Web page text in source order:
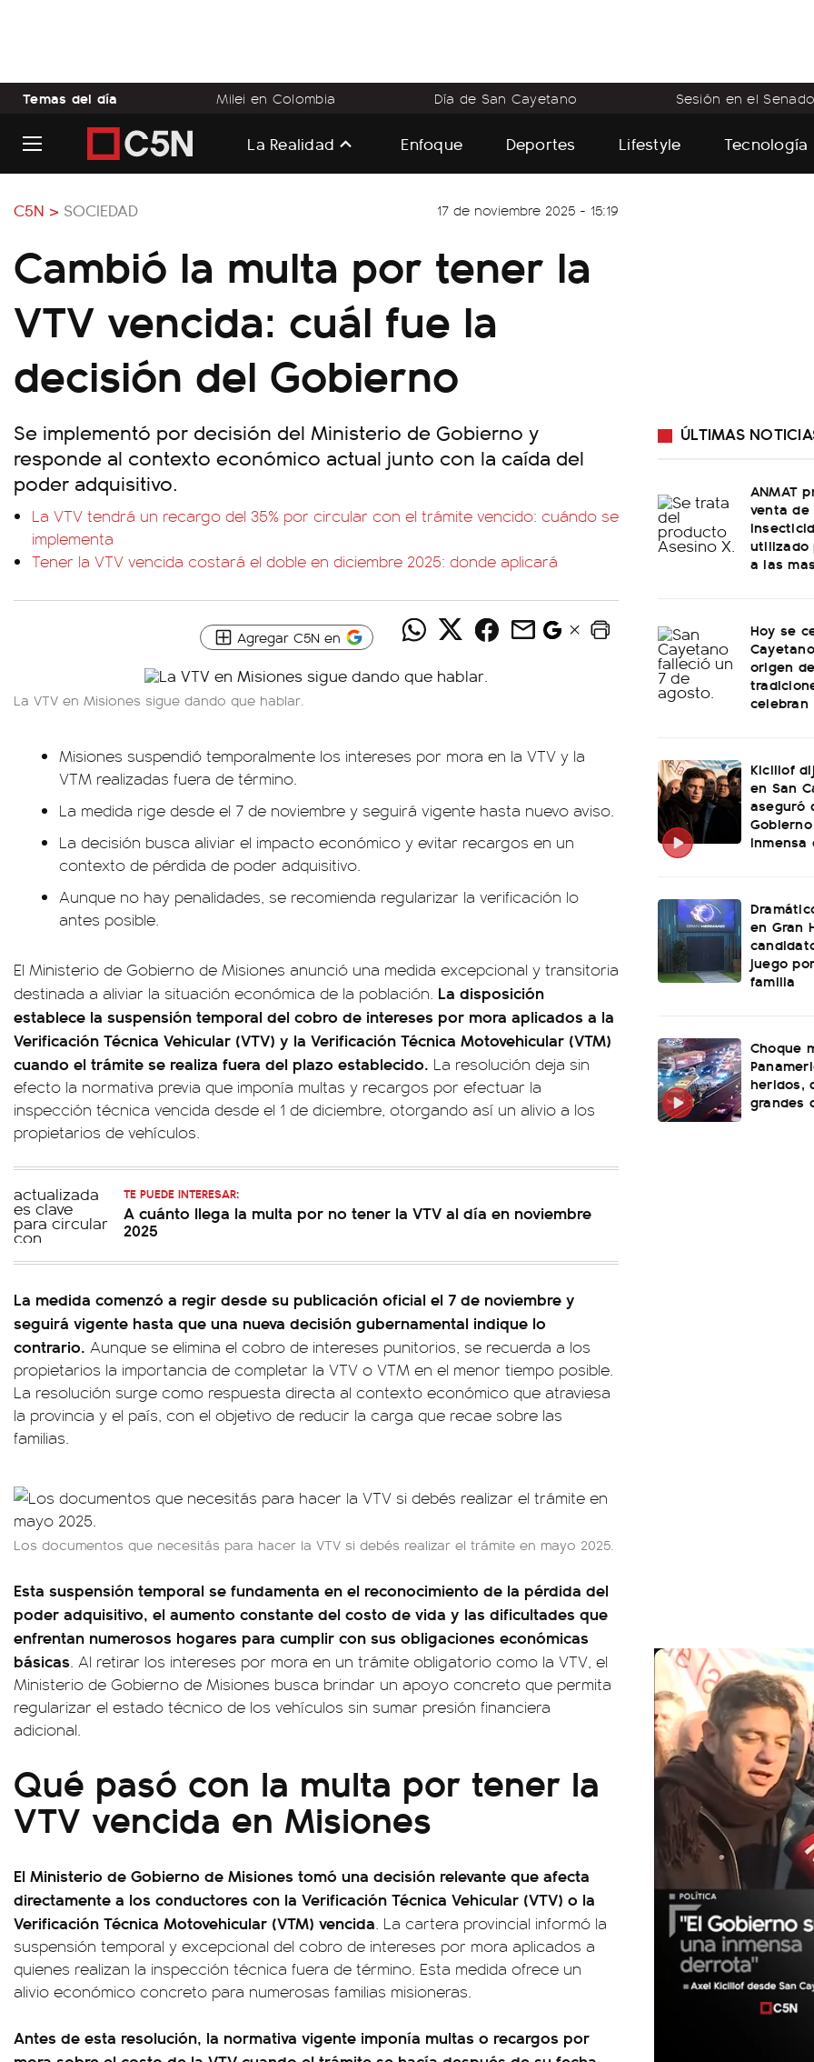
Temas del día Milei en Colombia Día de San Cayetano Sesión en el Senado
La Realidad Enfoque Deportes Lifestyle Tecnología
C5N > SOCIEDAD 17 de noviembre 2025 - 15:19
Cambió la multa por tener la
VTV vencida: cuál fue la
decisión del Gobierno
Se implementó por decisión del Ministerio de Gobierno y
responde al contexto económico actual junto con la caída del
poder adquisitivo.
La VTV tendrá un recargo del 35% por circular con el trámite vencido: cuándo se
implementa
Tener la VTV vencida costará el doble en diciembre 2025: donde aplicará
Agregar C5N en
La VTV en Misiones sigue dando que hablar.
Misiones suspendió temporalmente los intereses por mora en la VTV y la
VTM realizadas fuera de término.
La medida rige desde el 7 de noviembre y seguirá vigente hasta nuevo aviso.
La decisión busca aliviar el impacto económico y evitar recargos en un
contexto de pérdida de poder adquisitivo.
Aunque no hay penalidades, se recomienda regularizar la verificación lo
antes posible.
El Ministerio de Gobierno de Misiones anunció una medida excepcional y transitoria
destinada a aliviar la situación económica de la población. La disposición
establece la suspensión temporal del cobro de intereses por mora aplicados a la
Verificación Técnica Vehicular (VTV) y la Verificación Técnica Motovehicular (VTM)
cuando el trámite se realiza fuera del plazo establecido. La resolución deja sin
efecto la normativa previa que imponía multas y recargos por efectuar la
inspección técnica vencida desde el 1 de diciembre, otorgando así un alivio a los
propietarios de vehículos.
TE PUEDE INTERESAR:
A cuánto llega la multa por no tener la VTV al día en noviembre
2025
La medida comenzó a regir desde su publicación oficial el 7 de noviembre y
seguirá vigente hasta que una nueva decisión gubernamental indique lo
contrario. Aunque se elimina el cobro de intereses punitorios, se recuerda a los
propietarios la importancia de completar la VTV o VTM en el menor tiempo posible.
La resolución surge como respuesta directa al contexto económico que atraviesa
la provincia y el país, con el objetivo de reducir la carga que recae sobre las
familias.
Los documentos que necesitás para hacer la VTV si debés realizar el trámite en mayo 2025.
Esta suspensión temporal se fundamenta en el reconocimiento de la pérdida del
poder adquisitivo, el aumento constante del costo de vida y las dificultades que
enfrentan numerosos hogares para cumplir con sus obligaciones económicas
básicas. Al retirar los intereses por mora en un trámite obligatorio como la VTV, el
Ministerio de Gobierno de Misiones busca brindar un apoyo concreto que permita
regularizar el estado técnico de los vehículos sin sumar presión financiera
adicional.
Qué pasó con la multa por tener la
VTV vencida en Misiones
El Ministerio de Gobierno de Misiones tomó una decisión relevante que afecta
directamente a los conductores con la Verificación Técnica Vehicular (VTV) o la
Verificación Técnica Motovehicular (VTM) vencida. La cartera provincial informó la
suspensión temporal y excepcional del cobro de intereses por mora aplicados a
quienes realizan la inspección técnica fuera de término. Esta medida ofrece un
alivio económico concreto para numerosas familias misioneras.
Antes de esta resolución, la normativa vigente imponía multas o recargos por
ÚLTIMAS
ANMAT
venta de
utilizado
a las
Hoy se
origen
celebran
Kicillof
en San
aseguró
inmensa
en Gran
juego
familia
Choque
heridos,
grandes